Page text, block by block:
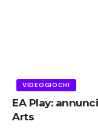
VIDEOGIOCHI
EA Play:
Arts